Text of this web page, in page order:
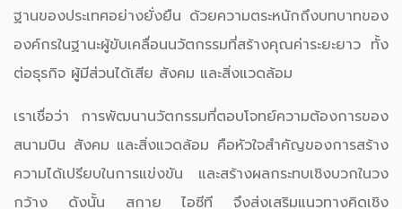
ฐานของประเทศอย่างยั่งยืน ด้วยความตระหนักถึงบทบาทของ
องค์กรในฐานะผู้ขับเคลื่อนนวัตกรรมที่สร้างคุณค่าระยะยาว ทั้ง
ต่อธุรกิจ ผู้มีส่วนได้เสีย สังคม และสิ่งแวดล้อม
เราเชื่อว่า การพัฒนานวัตกรรมที่ตอบโจทย์ความต้องการของ
สนามบิน สังคม และสิ่งแวดล้อม คือหัวใจสำคัญของการสร้าง
ความได้เปรียบในการแข่งขัน และสร้างผลกระทบเชิงบวกในวง
กว้าง ดังนั้น สกาย ไอซีที จึงส่งเสริมแนวทางคิดเชิง